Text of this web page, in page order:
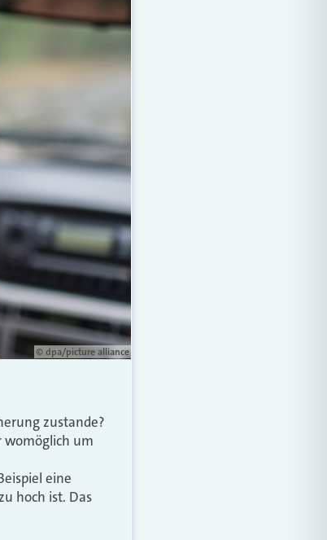
© dpa/picture alliance
zustande?
womöglich um
eine
hoch ist. Das